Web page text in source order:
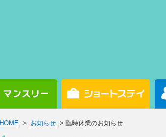
HOME > お知らせ > 臨時休業のお知らせ